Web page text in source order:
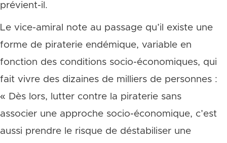
prévient-il.
Le vice-amiral note au passage qu’il existe une
forme de piraterie endémique, variable en
fonction des conditions socio-économiques, qui
fait vivre des dizaines de milliers de personnes :
« Dès lors, lutter contre la piraterie sans
associer une approche socio-économique, c’est
aussi prendre le risque de déstabiliser une